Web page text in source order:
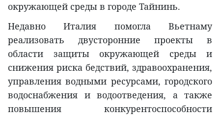
окружающей среды в городе Тайнинь.
Недавно Италия помогла Вьетнаму
реализовать двусторонние проекты в
области защиты окружающей среды и
снижения риска бедствий, здравоохранения,
управления водными ресурсами, городского
водоснабжения и водоотведения, а также
повышения конкурентоспособности